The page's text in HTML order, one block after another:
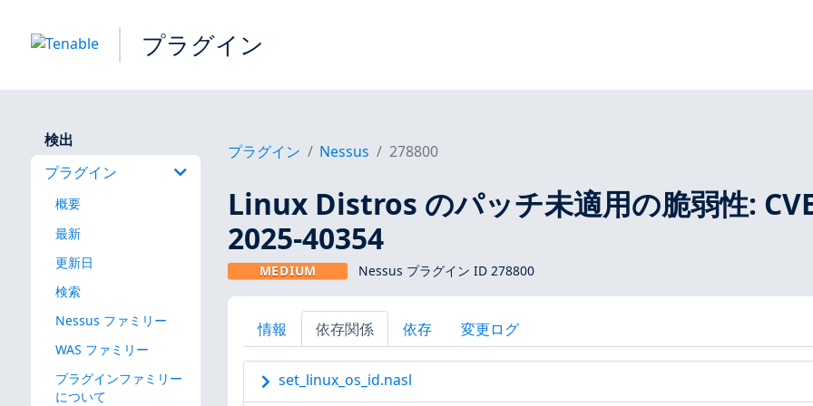
プラグイン
検出
プラグイン
概要
最新
更新日
検索
Nessus ファミリー
WAS ファミリー
プラグインファミリー
について
プラグイン Nessus 278800
Linux Distros のパッチ未適用の脆弱性:
2025-40354
MEDIUM Nessus プラグイン ID 278800
情報 依存関係 依存 変更ログ
set_linux_os_id.nasl